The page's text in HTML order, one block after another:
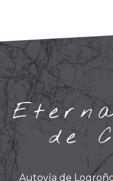
de
Autovía de